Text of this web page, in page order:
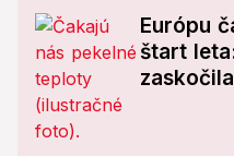
Európu
štart